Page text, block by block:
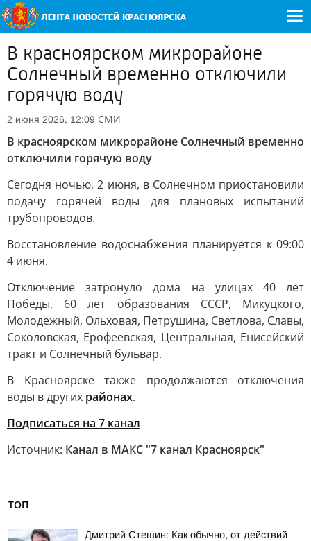
В красноярском микрорайоне
Солнечный временно отключили
горячую воду
2 июня 2026, 12:09 СМИ
В красноярском микрорайоне Солнечный временно
отключили горячую воду
Сегодня ночью, 2 июня, в Солнечном приостановили
подачу горячей воды для плановых испытаний
трубопроводов.
Восстановление водоснабжения планируется к 09:00
4 июня.
Отключение затронуло дома на улицах 40 лет
Победы, 60 лет образования СССР, Микуцкого,
Молодежный, Ольховая, Петрушина, Светлова, Славы,
Соколовская, Ерофеевская, Центральная, Енисейский
тракт и Солнечный бульвар.
В Красноярске также продолжаются отключения
воды в других районах.
Подписаться на 7 канал
Источник: Канал в МАКС "7 канал Красноярск"
ТОП
Дмитрий Стешин: Как обычно, от действий